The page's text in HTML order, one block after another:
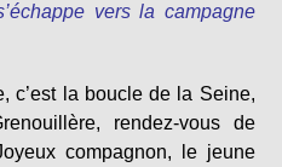
vers la campagne
c’est la boucle de la Seine,
rendez-vous de
compagnon, le jeune